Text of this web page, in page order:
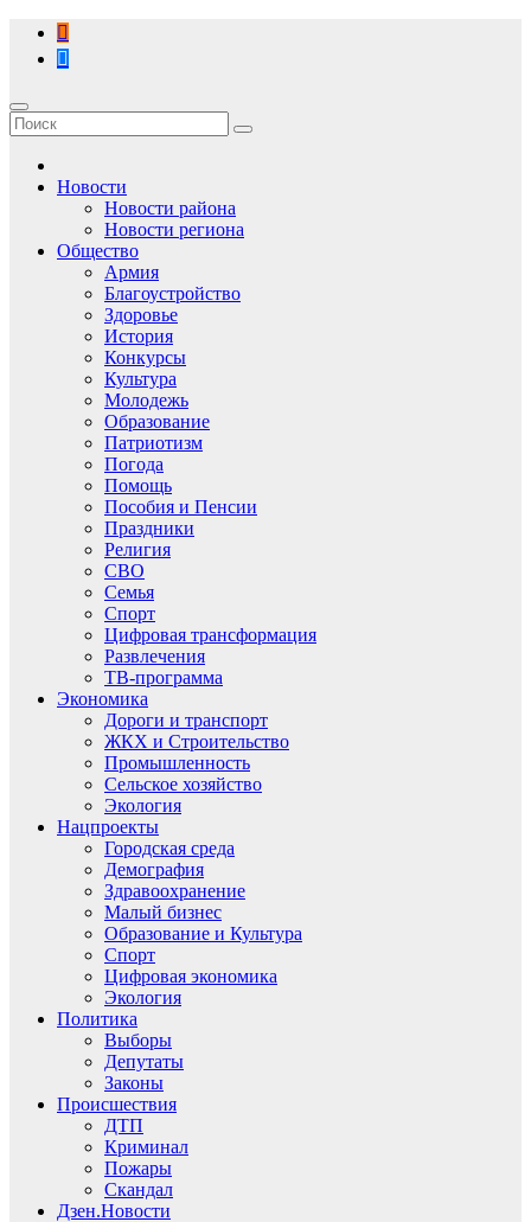
Перейти
содержимому
Новости
Новости района
Новости региона
Общество
Армия
Благоустройство
Здоровье
История
Конкурсы
Культура
Молодежь
Образование
Патриотизм
Погода
Помощь
Пособия и Пенсии
Праздники
Религия
СВО
Семья
Спорт
Цифровая трансформация
Развлечения
ТВ-программа
Экономика
Дороги и транспорт
ЖКХ и Строительство
Промышленность
Сельское хозяйство
Экология
Нацпроекты
Городская среда
Демография
Здравоохранение
Малый бизнес
Образование и Культура
Спорт
Цифровая экономика
Экология
Политика
Выборы
Депутаты
Законы
Происшествия
ДТП
Криминал
Пожары
Скандал
Дзен.Новости